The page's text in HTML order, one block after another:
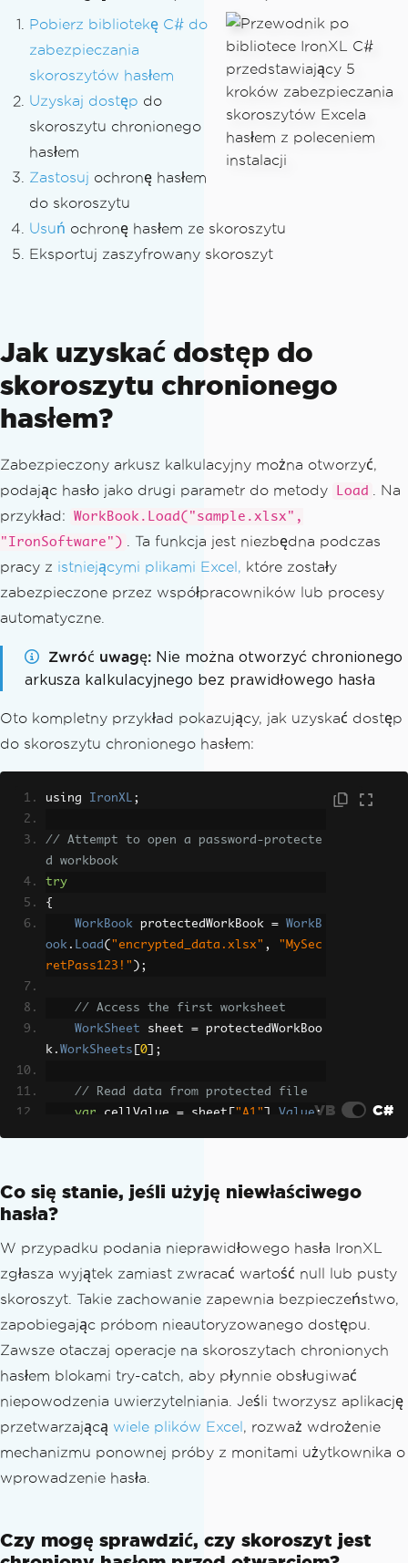
Pobierz bibliotekę C# do
zabezpieczania
skoroszytów hasłem
Uzyskaj dostęp do
skoroszytu chronionego
hasłem
Zastosuj ochronę hasłem
do skoroszytu
Usuń ochronę hasłem ze skoroszytu
Eksportuj zaszyfrowany skoroszyt
Jak uzyskać dostęp do
skoroszytu chronionego
hasłem?
Zabezpieczony arkusz kalkulacyjny można otworzyć,
podając hasło jako drugi parametr do metody
Load . Na
przykład:
WorkBook.Load("sample.xlsx",
"IronSoftware") . Ta funkcja jest niezbędna podczas
pracy z istniejącymi plikami Excel, które zostały
zabezpieczone przez współpracowników lub procesy
automatyczne.
Zwróć uwagę
Nie można otworzyć chronionego
arkusza kalkulacyjnego bez prawidłowego hasła
Oto kompletny przykład pokazujący, jak uzyskać dostęp
do skoroszytu chronionego hasłem:
using IronXL ;
// Attempt to open a password-protecte
d workbook
try
{
WorkBook protectedWorkBook =
WorkB
ook . Load ( "encrypted_data.xlsx" ,
"MySec
retPass123!" );
// Access the first worksheet
WorkSheet sheet = protectedWorkBoo
k . WorkSheets 0 ];
// Read data from protected file
var cellValue = sheet [ "A1" ]. Value;
}
catch
workbook: {ex.Message}");
}
VB C#
Co się stanie, jeśli użyję niewłaściwego
hasła?
W przypadku podania nieprawidłowego hasła IronXL
zgłasza wyjątek zamiast zwracać wartość null lub pusty
skoroszyt. Takie zachowanie zapewnia bezpieczeństwo,
zapobiegając próbom nieautoryzowanego dostępu.
Zawsze otaczaj operacje na skoroszytach chronionych
hasłem blokami try-catch, aby płynnie obsługiwać
niepowodzenia uwierzytelniania. Jeśli tworzysz aplikację
przetwarzającą wiele plików Excel, rozważ wdrożenie
mechanizmu ponownej próby z monitami użytkownika o
wprowadzenie hasła.
Czy mogę sprawdzić, czy skoroszyt jest